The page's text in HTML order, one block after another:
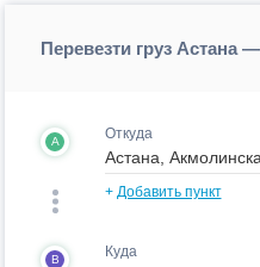
Перевезти груз Астана
A Откуда
+ Добавить пункт
B Куда